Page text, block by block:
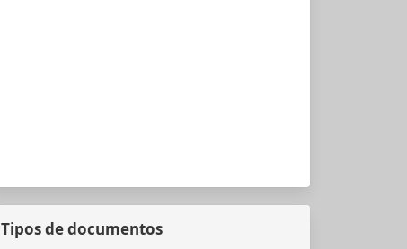
Tipos de documentos